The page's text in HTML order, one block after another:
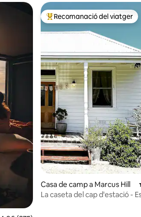
Principals recomanacions
Recomanació del viatger
Casa de camp a Marcus Hill
La caseta del cap d'estació -